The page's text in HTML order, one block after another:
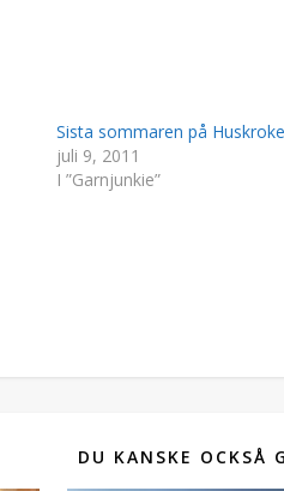
Sista sommaren på
juli 9, 2011
I ”Garnjunkie”
DU KANSKE OCKSÅ